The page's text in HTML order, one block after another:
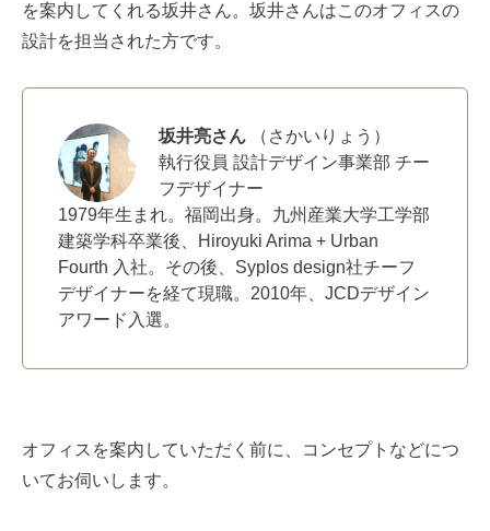
を案内してくれる坂井さん。坂井さんはこのオフィスの
設計を担当された方です。
坂井亮さん
（さかいりょう）
執行役員 設計デザイン事業部 チー
フデザイナー
1979年生まれ。福岡出身。九州産業大学工学部
建築学科卒業後、Hiroyuki Arima + Urban
Fourth 入社。その後、Syplos design社チーフ
デザイナーを経て現職。2010年、JCDデザイン
アワード入選。
オフィスを案内していただく前に、コンセプトなどにつ
いてお伺いします。